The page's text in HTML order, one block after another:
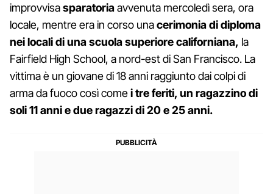
improvvisasparatoriaavvenuta mercoledì sera, ora
locale, mentre era in corso unacerimonia di diploma
nei locali di una scuola superiore californiana, la
Fairfield High School, a nord-est di San Francisco. La
vittima è un giovane di 18 anni raggiunto dai colpi di
arma da fuoco così comei tre feriti, un ragazzino di
soli 11 anni e due ragazzi di 20 e 25 anni.